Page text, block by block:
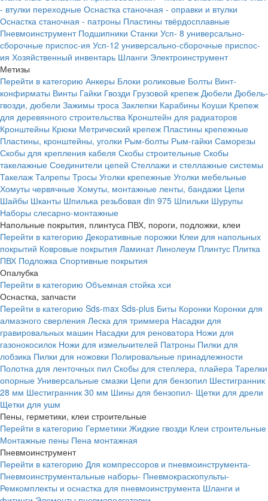
- втулки переходные Оснастка станочная - оправки и втулки
Оснастка станочная - патроны Пластины твёрдосплавные
Пневмоинструмент Подшипники Станки Усп- 8 универсально-
сборочные приспос-ия Усп-12 универсально-сборочные приспос-
ия Хозяйственный инвентарь Шланги Электроинструмент
Метизы
Перейти в категорию Анкеры Блоки роликовые Болты Винт-
конфирматы Винты Гайки Гвозди Грузовой крепеж Дюбели Дюбель-
гвозди, дюбели Зажимы троса Заклепки Карабины Коуши Крепеж
для деревянного строительства Кронштейн для радиаторов
Кронштейны Крюки Метрический крепеж Пластины крепежные
Пластины, кронштейны, уголки Рым-болты Рым-гайки Саморезы
Скобы для крепления кабеля Скобы строительные Скобы
такелажные Соединители цепей Стеллажи и стеллажные системы
Такелаж Талрепы Тросы Уголки крепежные Уголки мебельные
Хомуты червячные Хомуты, монтажные ленты, бандажи Цепи
Шайбы Шканты Шпилька резьбовая din 975 Шпильки Шурупы
Наборы слесарно-монтажные
Напольные покрытия, плинтуса ПВХ, пороги, подложки, клеи
Перейти в категорию Декоративные порожки Клеи для напольных
покрытий Ковровые покрытия Ламинат Линолеум Плинтус Плитка
ПВХ Подложка Спортивные покрытия
Опалубка
Перейти в категорию Объемная стойка хси
Оснастка, запчасти
Перейти в категорию Sds-max Sds-plus Биты Коронки Коронки для
алмазного сверления Леска для триммера Насадки для
гравировальных машин Насадки для реноватора Ножи для
газонокосилок Ножи для измельчителей Патроны Пилки для
лобзика Пилки для ножовки Полировальные принадлежности
Полотна для ленточных пил Скобы для степлера, плайера Тарелки
опорные Универсальные смазки Цепи для бензопил Шестигранник
28 мм Шестигранник 30 мм Шины для бензопил- Щетки для дрели
Щетки для ушм
Пены, герметики, клеи строительные
Перейти в категорию Герметики Жидкие гвозди Клеи строительные
Монтажные пены Пена монтажная
Пневмоинструмент
Перейти в категорию Для компрессоров и пневмоинструмента-
Пневмоинструментальные наборы- Пневмокраскопульты-
Ремкомплекты и оснастка для пневмоинструмента Шланги и